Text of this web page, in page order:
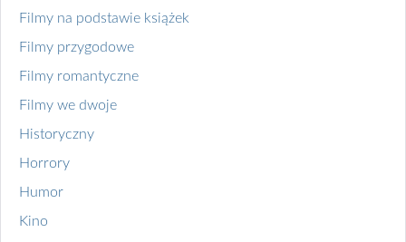
Filmy na podstawie książek
Filmy przygodowe
Filmy romantyczne
Filmy we dwoje
Historyczny
Horrory
Humor
Kino